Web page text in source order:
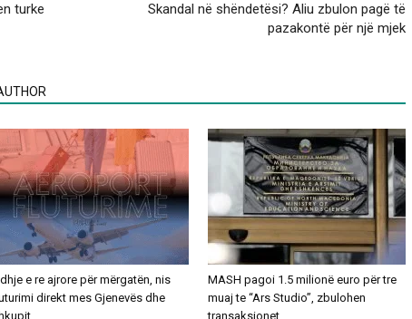
turke
Skandal në shëndetësi? Aliu zbulon pagë të
pazakontë për një mjek
e re ajrore për mërgatën, nis
direkt mes Gjenevës dhe
MASH pagoi 1.5 milionë euro për tre
muaj te “Ars Studio”, zbulohen
transaksionet